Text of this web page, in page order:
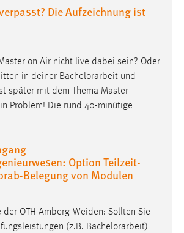
Die Aufzeichnung ist
on Air nicht live dabei sein? Oder
in deiner Bachelorarbeit und
später mit dem Thema Master
Problem! Die rund 40-minütige
Option Teilzeit-
Belegung von Modulen
OTH Amberg-Weiden: Sollten Sie
(z.B. Bachelorarbeit)
ist notwendig um sich an der Website
unsere Website nutzen.
_pk_id, _pk_ses